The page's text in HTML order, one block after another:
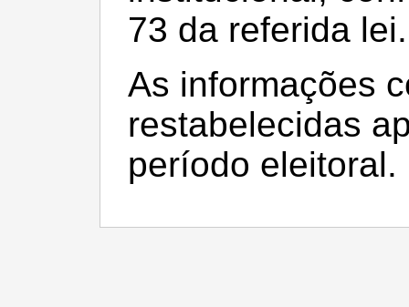
73 da referida lei.
As informações
restabelecidas
período eleitoral.